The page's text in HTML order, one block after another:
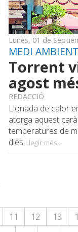
Lunes, 01 de
MEDI AMBIENT
Torrent
agost
REDACCIÓ
L'onada de calor
atorga aquest
temperatures de
dies Llegir més...
11 12 13